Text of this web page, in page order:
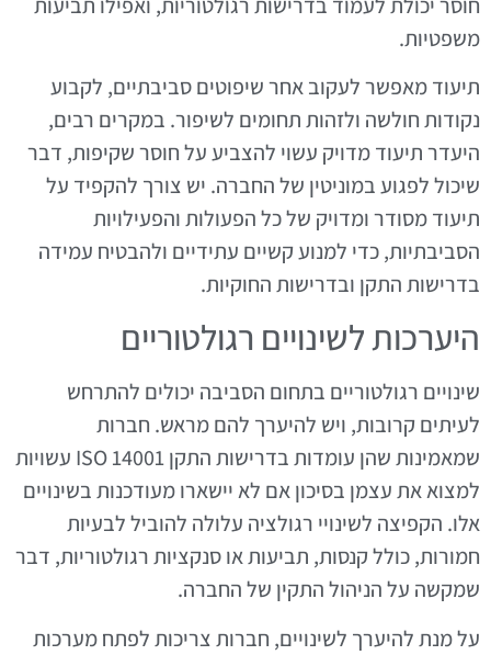
משפטיות.
תיעוד מאפשר לעקוב אחר שיפוטים סביבתיים, לקבוע
נקודות חולשה ולזהות תחומים לשיפור. במקרים רבים,
היעדר תיעוד מדויק עשוי להצביע על חוסר שקיפות, דבר
שיכול לפגוע במוניטין של החברה. יש צורך להקפיד על
תיעוד מסודר ומדויק של כל הפעולות והפעילויות
הסביבתיות, כדי למנוע קשיים עתידיים ולהבטיח עמידה
בדרישות התקן ובדרישות החוקיות.
היערכות לשינויים רגולטוריים
שינויים רגולטוריים בתחום הסביבה יכולים להתרחש
לעיתים קרובות, ויש להיערך להם מראש. חברות
שמאמינות שהן עומדות בדרישות התקן ISO 14001 עשויות
למצוא את עצמן בסיכון אם לא יישארו מעודכנות בשינויים
אלו. הקפיצה לשינויי רגולציה עלולה להוביל לבעיות
חמורות, כולל קנסות, תביעות או סנקציות רגולטוריות, דבר
שמקשה על הניהול התקין של החברה.
על מנת להיערך לשינויים, חברות צריכות לפתח מערכות